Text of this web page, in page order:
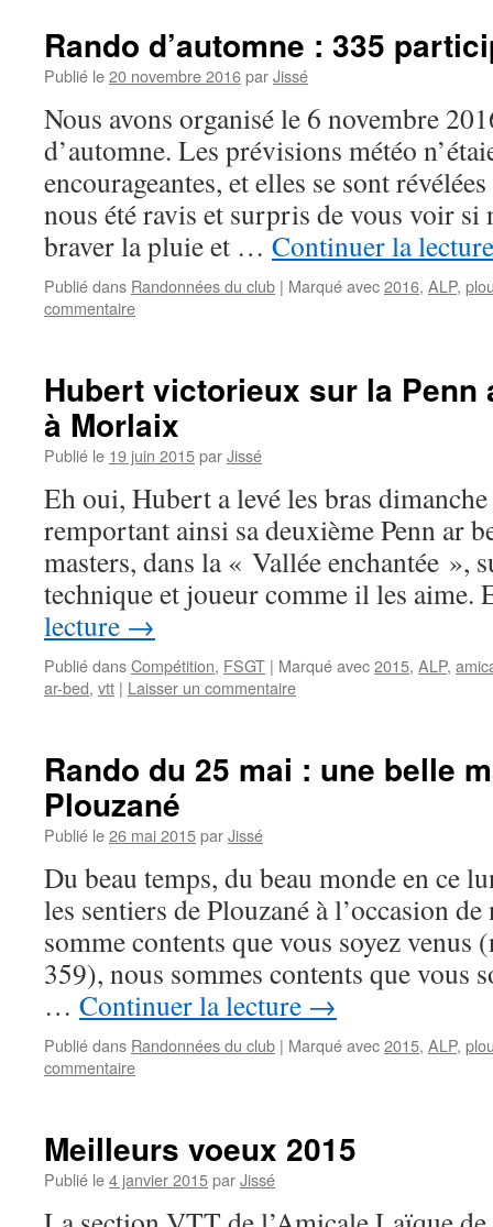
Rando d’automne : 335
Publié le20 novembre 2016parJissé
Nous avons organisé le 6 novembre
d’automne. Les prévisions météo
encourageantes, et elles se sont
nous été ravis et surpris de vous voir si
braver la pluie et … Continuer la
Publié dans Randonnées du club | Marqué avec2016, ALP,
commentaire
Hubert victorieux sur la Penn
à Morlaix
Publié le 19 juin 2015parJissé
Eh oui, Hubert a levé les bras
remportant ainsi sa deuxième Penn ar
masters, dans la « Vallée enchantée »,
technique et joueur comme il les
lecture →
Publié dansCompétition, FSGT | Marqué avec2015, ALP,
ar-bed, vtt | Laisser un commentaire
Rando du 25 mai : une belle
Plouzané
Publié le26 mai 2015parJissé
Du beau temps, du beau monde en ce
les sentiers de Plouzané à l’occasion
somme contents que vous soyez venus
359), nous sommes contents que vous
… Continuer la lecture →
Publié dans Randonnées du club | Marqué avec2015, ALP,
commentaire
Meilleurs voeux 2015
Publié le4 janvier 2015parJissé